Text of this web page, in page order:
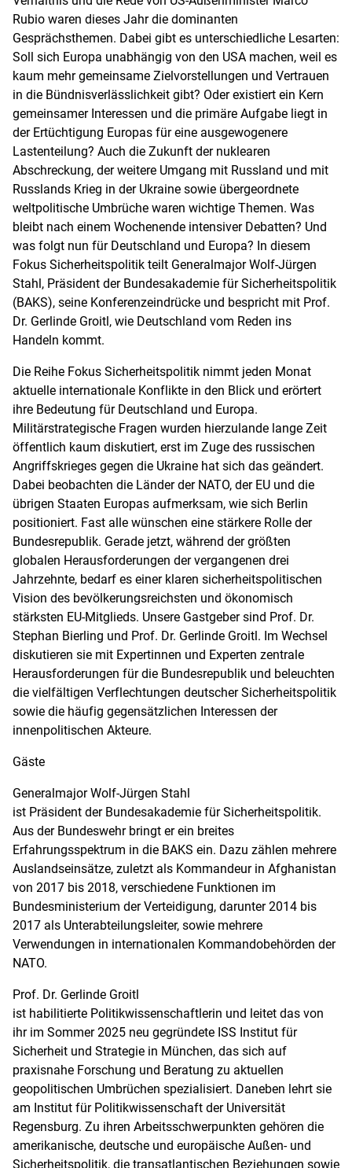
Rubio waren dieses Jahr die dominanten
Gesprächsthemen. Dabei gibt es unterschiedliche Lesarten:
Soll sich Europa unabhängig von den USA machen, weil es
kaum mehr gemeinsame Zielvorstellungen und Vertrauen
in die Bündnisverlässlichkeit gibt? Oder existiert ein Kern
gemeinsamer Interessen und die primäre Aufgabe liegt in
der Ertüchtigung Europas für eine ausgewogenere
Lastenteilung? Auch die Zukunft der nuklearen
Abschreckung, der weitere Umgang mit Russland und mit
Russlands Krieg in der Ukraine sowie übergeordnete
weltpolitische Umbrüche waren wichtige Themen. Was
bleibt nach einem Wochenende intensiver Debatten? Und
was folgt nun für Deutschland und Europa? In diesem
Fokus Sicherheitspolitik teilt Generalmajor Wolf-Jürgen
Stahl, Präsident der Bundesakademie für Sicherheitspolitik
(BAKS), seine Konferenzeindrücke und bespricht mit Prof.
Dr. Gerlinde Groitl, wie Deutschland vom Reden ins
Handeln kommt.
Die Reihe Fokus Sicherheitspolitik nimmt jeden Monat
aktuelle internationale Konflikte in den Blick und erörtert
ihre Bedeutung für Deutschland und Europa.
Militärstrategische Fragen wurden hierzulande lange Zeit
öffentlich kaum diskutiert, erst im Zuge des russischen
Angriffskrieges gegen die Ukraine hat sich das geändert.
Dabei beobachten die Länder der NATO, der EU und die
übrigen Staaten Europas aufmerksam, wie sich Berlin
positioniert. Fast alle wünschen eine stärkere Rolle der
Bundesrepublik. Gerade jetzt, während der größten
globalen Herausforderungen der vergangenen drei
Jahrzehnte, bedarf es einer klaren sicherheitspolitischen
Vision des bevölkerungsreichsten und ökonomisch
stärksten EU-Mitglieds. Unsere Gastgeber sind Prof. Dr.
Stephan Bierling und Prof. Dr. Gerlinde Groitl. Im Wechsel
diskutieren sie mit Expertinnen und Experten zentrale
Herausforderungen für die Bundesrepublik und beleuchten
die vielfältigen Verflechtungen deutscher Sicherheitspolitik
sowie die häufig gegensätzlichen Interessen der
innenpolitischen Akteure.
Gäste
Generalmajor Wolf-Jürgen Stahl
ist Präsident der Bundesakademie für Sicherheitspolitik.
Aus der Bundeswehr bringt er ein breites
Erfahrungsspektrum in die BAKS ein. Dazu zählen mehrere
Auslandseinsätze, zuletzt als Kommandeur in Afghanistan
von 2017 bis 2018, verschiedene Funktionen im
Bundesministerium der Verteidigung, darunter 2014 bis
2017 als Unterabteilungsleiter, sowie mehrere
Verwendungen in internationalen Kommandobehörden der
NATO.
Prof. Dr. Gerlinde Groitl
ist habilitierte Politikwissenschaftlerin und leitet das von
ihr im Sommer 2025 neu gegründete ISS Institut für
Sicherheit und Strategie in München, das sich auf
praxisnahe Forschung und Beratung zu aktuellen
geopolitischen Umbrüchen spezialisiert. Daneben lehrt sie
am Institut für Politikwissenschaft der Universität
Regensburg. Zu ihren Arbeitsschwerpunkten gehören die
amerikanische, deutsche und europäische Außen- und
Sicherheitspolitik, die transatlantischen Beziehungen sowie